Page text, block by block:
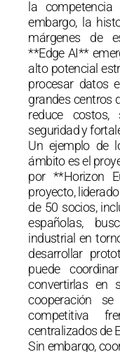
la
embargo, la
márgenes de
**Edge AI**
alto potencial
procesar datos
grandes centros
reduce
seguridad y
Un ejemplo de
ámbito es el
por **Horizon
proyecto,
de 50 socios,
españolas,
industrial en
desarrollar
puede
convertirlas en
cooperación
competitiva
centralizados de
Sin embargo,